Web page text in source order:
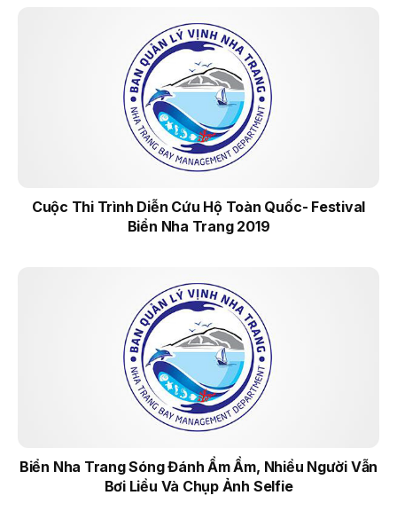
Cuộc Thi Trình Diễn Cứu Hộ Toàn Quốc- Festival
Biển Nha Trang 2019
Biển Nha Trang Sóng Đánh Ầm Ầm, Nhiều Người Vẫn
Bơi Liều Và Chụp Ảnh Selfie